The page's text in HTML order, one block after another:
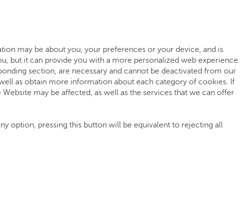
may be about you, your preferences or your device, and is
but it can provide you with a more personalized web experience.
section, are necessary and cannot be deactivated from our
as obtain more information about each category of cookies. If
may be affected, as well as the services that we can offer
option, pressing this button will be equivalent to rejecting all